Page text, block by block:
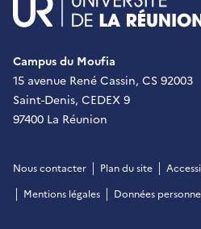
Campus du Moufia
15 avenue René Cassin, CS 92003
Saint-Denis, CEDEX 9
97400 La Réunion
Nous contacter Plan du site
Mentions légales
Données